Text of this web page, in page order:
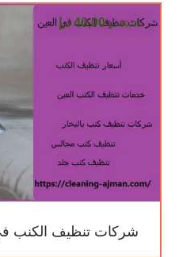
شركات تنظيف الكنب في العين
80,00 د.إ 40,00 د.إ